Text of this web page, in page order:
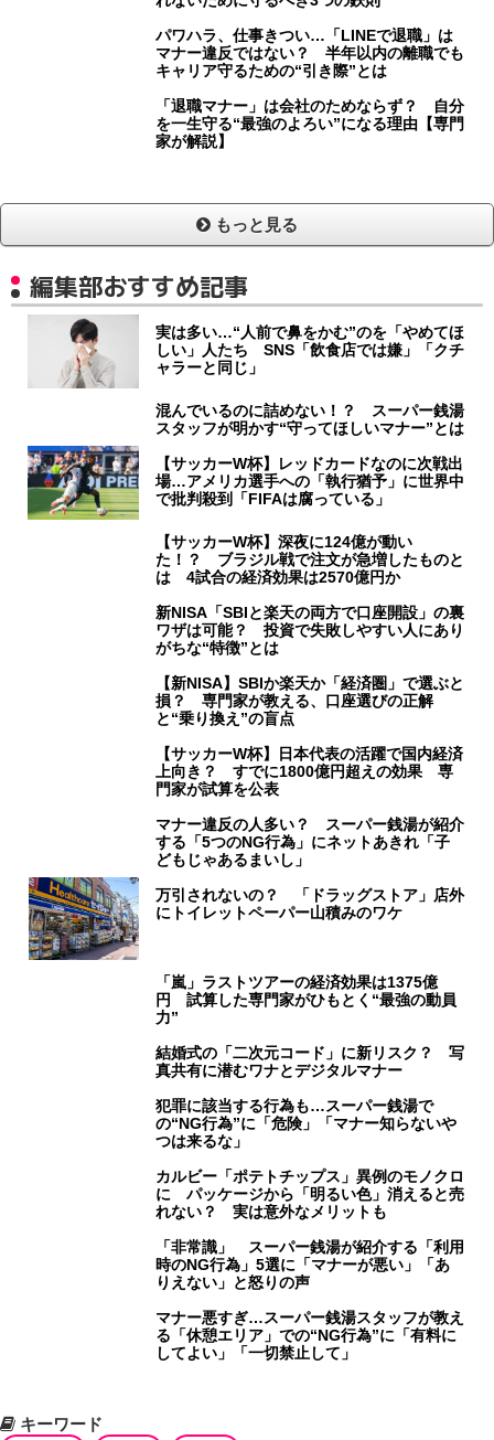
パワハラ、仕事きつい…「LINEで退職」は
マナー違反ではない？ 半年以内の離職でも
キャリア守るための“引き際”とは
「退職マナー」は会社のためならず？ 自分
を一生守る“最強のよろい”になる理由【専門
家が解説】
もっと見る
編集部おすすめ記事
実は多い…“人前で鼻をかむ”のを「やめてほ
しい」人たち SNS「飲食店では嫌」「クチ
ャラーと同じ」
混んでいるのに詰めない！？ スーパー銭湯
スタッフが明かす“守ってほしいマナー”とは
【サッカーW杯】レッドカードなのに次戦出
場…アメリカ選手への「執行猶予」に世界中
で批判殺到「FIFAは腐っている」
【サッカーW杯】深夜に124億が動い
た！？ ブラジル戦で注文が急増したものと
は 4試合の経済効果は2570億円か
新NISA「SBIと楽天の両方で口座開設」の裏
ワザは可能？ 投資で失敗しやすい人にあり
がちな“特徴”とは
【新NISA】SBIか楽天か「経済圏」で選ぶと
損？ 専門家が教える、口座選びの正解
と“乗り換え”の盲点
【サッカーW杯】日本代表の活躍で国内経済
上向き？ すでに1800億円超えの効果 専
門家が試算を公表
マナー違反の人多い？ スーパー銭湯が紹介
する「5つのNG行為」にネットあきれ「子
どもじゃあるまいし」
万引されないの？ 「ドラッグストア」店外
にトイレットペーパー山積みのワケ
「嵐」ラストツアーの経済効果は1375億
円 試算した専門家がひもとく“最強の動員
力”
結婚式の「二次元コード」に新リスク？ 写
真共有に潜むワナとデジタルマナー
犯罪に該当する行為も…スーパー銭湯で
の“NG行為”に「危険」「マナー知らないや
つは来るな」
カルビー「ポテトチップス」異例のモノクロ
に パッケージから「明るい色」消えると売
れない？ 実は意外なメリットも
「非常識」 スーパー銭湯が紹介する「利用
時のNG行為」5選に「マナーが悪い」「あ
りえない」と怒りの声
マナー悪すぎ…スーパー銭湯スタッフが教え
る「休憩エリア」での“NG行為”に「有料に
してよい」「一切禁止して」
キーワード